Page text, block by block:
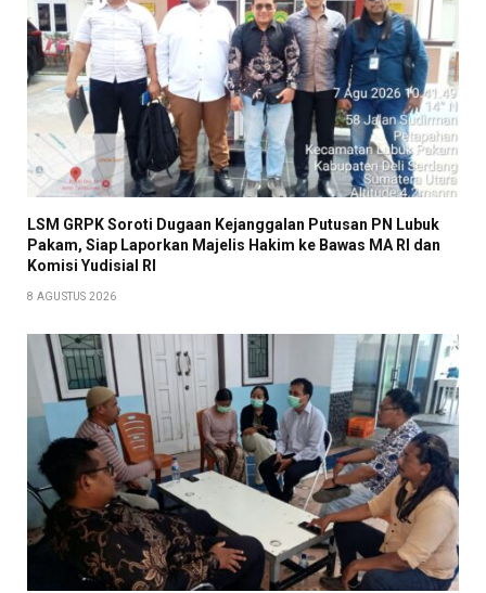
LSM GRPK Soroti Dugaan Kejanggalan Putusan PN Lubuk
Pakam, Siap Laporkan Majelis Hakim ke Bawas MA RI dan
Komisi Yudisial RI
8 AGUSTUS 2026